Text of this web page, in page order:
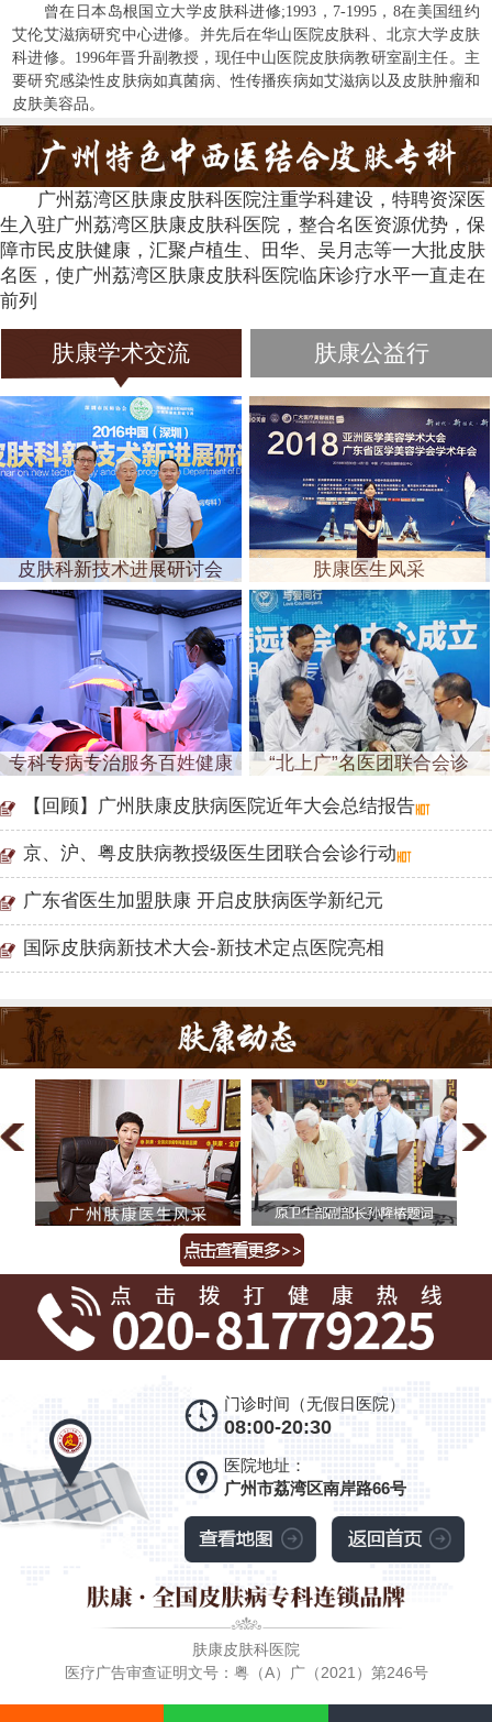
曾在日本岛根国立大学皮肤科进修;1993，7-1995，8在美国纽约
艾伦艾滋病研究中心进修。并先后在华山医院皮肤科、北京大学皮肤
科进修。1996年晋升副教授，现任中山医院皮肤病教研室副主任。主
要研究感染性皮肤病如真菌病、性传播疾病如艾滋病以及皮肤肿瘤和
皮肤美容品。
广州荔湾区肤康皮肤科医院注重学科建设，特聘资深医
生入驻广州荔湾区肤康皮肤科医院，整合名医资源优势，保
障市民皮肤健康，汇聚卢植生、田华、吴月志等一大批皮肤
名医，使广州荔湾区肤康皮肤科医院临床诊疗水平一直走在
前列
肤康学术交流 肤康公益行
皮肤科新技术进展研讨会 肤康医生风采
专科专病专治服务百姓健康 “北上广”名医团联合会诊
【回顾】广州肤康皮肤病医院近年大会总结报告
京、沪、粤皮肤病教授级医生团联合会诊行动
广东省医生加盟肤康 开启皮肤病医学新纪元
国际皮肤病新技术大会-新技术定点医院亮相
门诊时间（无假日医院）
08:00-20:30
医院地址：
广州市荔湾区南岸路66号
肤康皮肤科医院
医疗广告审查证明文号：粤（A）广（2021）第246号